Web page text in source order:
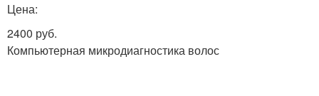
Цена:
2400 руб.
Компьютерная микродиагностика волос